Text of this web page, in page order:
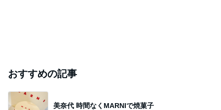
おすすめの記事
美奈代 時間なくMARNIで焼菓子